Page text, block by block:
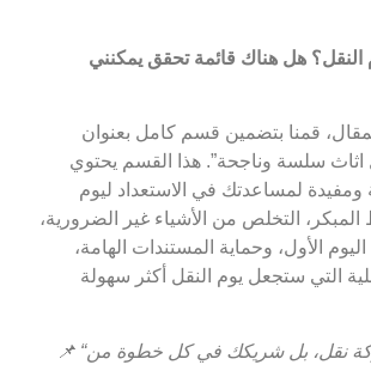
النقل؟ هل هناك قائمة تحقق يمكنني
المقال، قمنا بتضمين قسم كامل بعنوان
اثاث سلسة وناجحة”. هذا القسم يحتوي
لمساعدتك في الاستعداد ليوم
المبكر، التخلص من الأشياء غير الضرورية،
الأول، وحماية المستندات الهامة،
التي ستجعل يوم النقل أكثر سهولة
📌 “الخبير ليست مجرد شركة نقل، بل شريكك في كل خطوة من